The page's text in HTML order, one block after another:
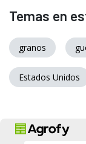
Temas en
granos
Estados Unidos